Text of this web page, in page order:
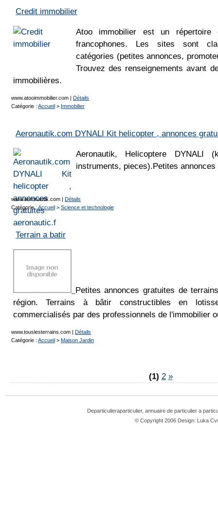
Credit immobilier
Atoo immobilier est un répertoire
francophones. Les sites sont
catégories (petites annonces,
Trouvez des renseignements avant
immobilières.
www.atooimmobilier.com | Détails
Catégorie : Accueil > Immobilier
Aeronautik.com DYNALI Kit helicopter , annonces
Aeronautik, Helicoptere DYNALI
instruments, pieces).Petites
www.aeronautik.com | Détails
Catégorie : Accueil > Science et technologie
Terrain a batir
Petites annonces gratuites de
région. Terrains à bâtir constructibles en
commercialisés par des professionnels de l'immobilier
www.touslesterrains.com | Détails
Catégorie : Accueil > Maison Jardin
(1) 2 »
Departiculieraparticulier, annuaire de particulier a
© Copyright 2006 Design: Luka